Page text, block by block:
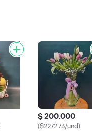
$ 200.000
($2272.73/und)